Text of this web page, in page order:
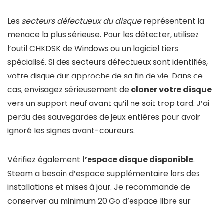
Les secteurs défectueux du disquereprésentent la
menace la plus sérieuse. Pour les détecter, utilisez
l’outil CHKDSK de Windows ou un logiciel tiers
spécialisé. Si des secteurs défectueux sont identifiés,
votre disque dur approche de sa fin de vie. Dans ce
cas, envisagez sérieusement de cloner votre disque
vers un support neuf avant qu’il ne soit trop tard. J’ai
perdu des sauvegardes de jeux entières pour avoir
ignoré les signes avant-coureurs.
Vérifiez également l’espace disque disponible.
Steam a besoin d’espace supplémentaire lors des
installations et mises à jour. Je recommande de
conserver au minimum 20 Go d’espace libre sur